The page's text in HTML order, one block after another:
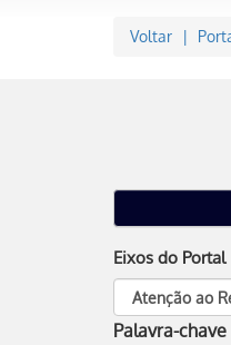
Voltar
Eixos do Portal
Palavra-chave